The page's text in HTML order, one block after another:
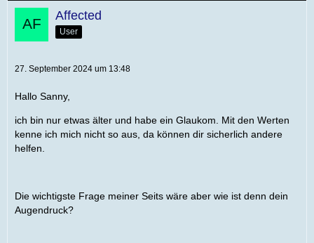
Affected
User
27. September 2024 um 13:48
Hallo Sanny,
ich bin nur etwas älter und habe ein Glaukom. Mit den Werten
kenne ich mich nicht so aus, da können dir sicherlich andere
helfen.
Die wichtigste Frage meiner Seits wäre aber wie ist denn dein
Augendruck?